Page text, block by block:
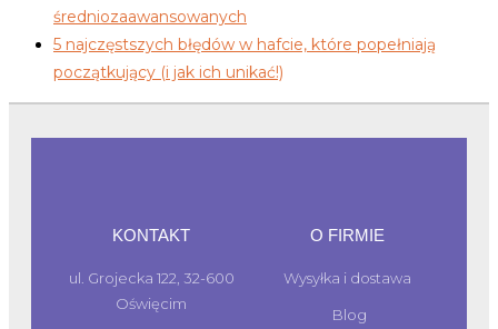
średniozaawansowanych
5 najczęstszych błędów w hafcie, które popełniają
początkujący (i jak ich unikać!)
KONTAKT
ul. Grojecka 122, 32-600
Oświęcim
O FIRMIE
Wysyłka i dostawa
Blog